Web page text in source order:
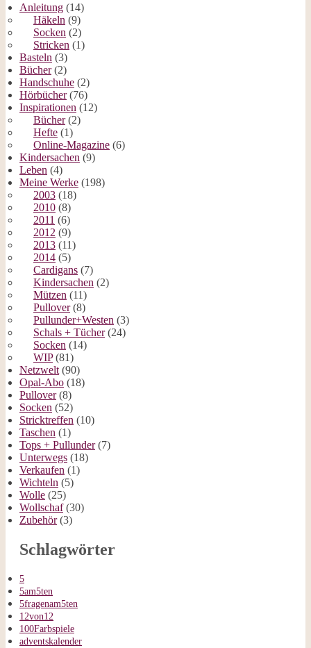
Anleitung (14)
Häkeln (9)
Socken (2)
Stricken (1)
Basteln (3)
Bücher(2)
Handschuhe (2)
Hörbücher(76)
Inspirationen (12)
Bücher(2)
Hefte (1)
Online-Magazine (6)
Kindersachen (9)
Leben (4)
Meine Werke (198)
2003 (18)
2010 (8)
2011 (6)
2012 (9)
2013 (11)
2014 (5)
Cardigans (7)
Kindersachen (2)
Mützen (11)
Pullover(8)
Pullunder+Westen (3)
Schals + Tücher(24)
Socken (14)
WIP(81)
Netzwelt (90)
Opal-Abo (18)
Pullover(8)
Socken (52)
Stricktreffen (10)
Taschen (1)
Tops + Pullunder(7)
Unterwegs (18)
Verkaufen (1)
Wichteln (5)
Wolle (25)
Wollschaf(30)
Zubehör(3)
Schlagwörter
5
5am5ten
5fragenam5ten
12von12
100Farbspiele
adventskalender